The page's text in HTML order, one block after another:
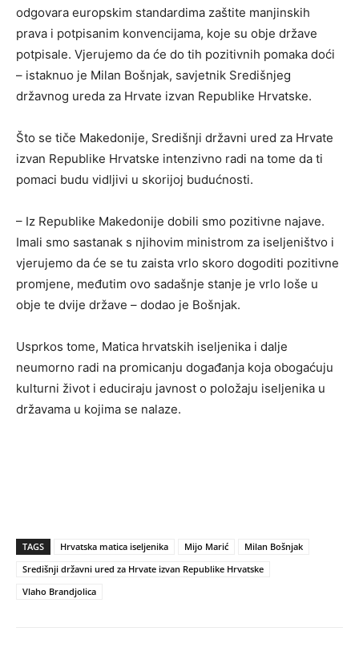
odgovara europskim standardima zaštite manjinskih
prava i potpisanim konvencijama, koje su obje države
potpisale. Vjerujemo da će do tih pozitivnih pomaka doći
– istaknuo je Milan Bošnjak, savjetnik Središnjeg
državnog ureda za Hrvate izvan Republike Hrvatske.
Što se tiče Makedonije, Središnji državni ured za Hrvate
izvan Republike Hrvatske intenzivno radi na tome da ti
pomaci budu vidljivi u skorijoj budućnosti.
– Iz Republike Makedonije dobili smo pozitivne najave.
Imali smo sastanak s njihovim ministrom za iseljeništvo i
vjerujemo da će se tu zaista vrlo skoro dogoditi pozitivne
promjene, međutim ovo sadašnje stanje je vrlo loše u
obje te dvije države – dodao je Bošnjak.
Usprkos tome, Matica hrvatskih iseljenika i dalje
neumorno radi na promicanju događanja koja obogaćuju
kulturni život i educiraju javnost o položaju iseljenika u
državama u kojima se nalaze.
TAGS Hrvatska matica iseljenika Mijo Marić
Milan Bošnjak
Središnji državni ured za Hrvate izvan Republike Hrvatske
Vlaho Brandjolica